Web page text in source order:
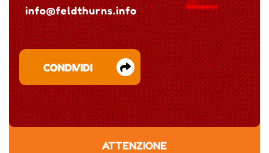
info@feldthurns.info
CONDIVIDI
ATTENZIONE